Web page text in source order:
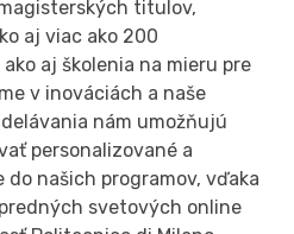
titulov,
aj viac ako 200
aj školenia na mieru pre
v inováciách a naše
nám umožňujú
personalizované a
našich programov, vďaka
svetových online